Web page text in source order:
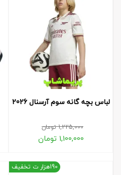
لباس بچه گانه سوم آرسنال 2026
1,225,000تومان
1,100,000 تومان
190هزار ت تخفیف